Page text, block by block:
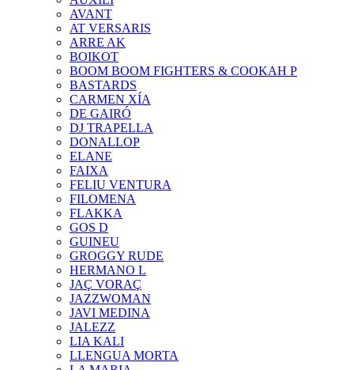
AVANT
AT VERSARIS
ARRE AK
BOIKOT
BOOM BOOM FIGHTERS & COOKAH P
BASTARDS
CARMEN XÍA
DE GAIRÓ
DJ TRAPELLA
DONALLOP
ELANE
FAIXA
FELIU VENTURA
FILOMENA
FLAKKA
GOS D
GUINEU
GROGGY RUDE
HERMANO L
JAÇ VORAÇ
JAZZWOMAN
JAVI MEDINA
JALEZZ
LIA KALI
LLENGUA MORTA